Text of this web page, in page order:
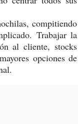
compitiendo
Trabajar la
al cliente, stocks
opciones de